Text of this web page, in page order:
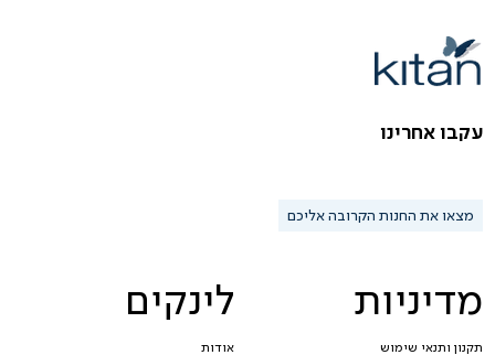
מדיניות
תקנון ותנאי שימוש
לינקים
אודות
עקבו אחרינו
מצאו את החנות הקרובה אליכם